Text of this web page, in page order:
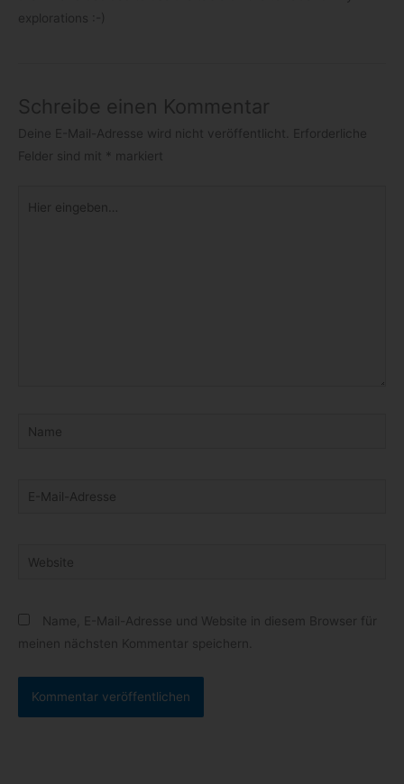
explorations :-)
Schreibe einen Kommentar
Deine E-Mail-Adresse wird nicht veröffentlicht.
Erforderliche
Felder sind mit
* markiert
eingeben…
Name
Website
Name, E-Mail-Adresse und Website in diesem Browser für
meinen nächsten Kommentar speichern.